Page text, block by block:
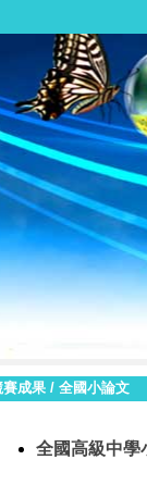
賽成果/ 全國小論文
全國高級中學